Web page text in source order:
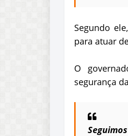
Segundo
para atuar
O
segurança